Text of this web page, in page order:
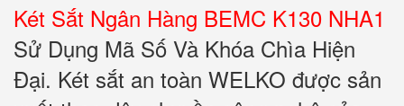
Két Sắt Ngân Hàng BEMC K130 NHA1
Sử Dụng Mã Số Và Khóa Chìa Hiện
Đại. Két sắt an toàn WELKO được sản